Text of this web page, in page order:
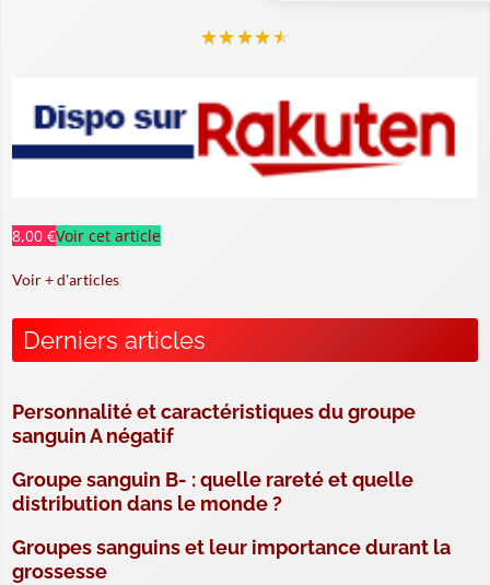
★★★★★
8,00 €Voir cet article
Voir + d'articles
Derniers articles
Personnalité et caractéristiques du groupe
sanguin A négatif
Groupe sanguin B- : quelle rareté et quelle
distribution dans le monde ?
Groupes sanguins et leur importance durant la
grossesse